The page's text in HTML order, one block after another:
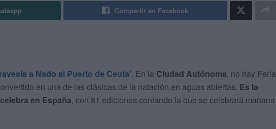
Compartir en Facebook
a Nado al Puerto de Ceuta’. En la Ciudad Autónoma, no hay Feria
en una de las clásicas de la natación en aguas abiertas. Es la
en España, con 81 ediciones contando la que se celebrará mañana